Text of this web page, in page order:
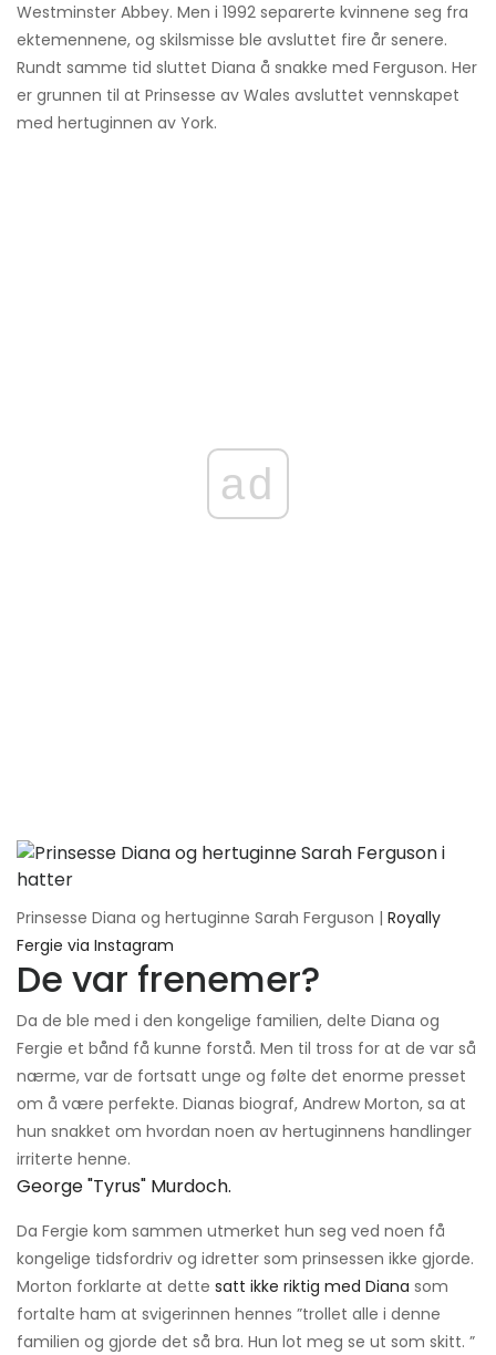
Westminster Abbey. Men i 1992 separerte kvinnene seg fra
ektemennene, og skilsmisse ble avsluttet fire år senere.
Rundt samme tid sluttet Diana å snakke med Ferguson. Her
er grunnen til at Prinsesse av Wales avsluttet vennskapet
med hertuginnen av York.
ad
Prinsesse Diana og hertuginne Sarah Ferguson | Royally
Fergie via Instagram
De var frenemer?
Da de ble med i den kongelige familien, delte Diana og
Fergie et bånd få kunne forstå. Men til tross for at de var så
nærme, var de fortsatt unge og følte det enorme presset
om å være perfekte. Dianas biograf, Andrew Morton, sa at
hun snakket om hvordan noen av hertuginnens handlinger
irriterte henne.
George "tyrus" Murdoch.
Da Fergie kom sammen utmerket hun seg ved noen få
kongelige tidsfordriv og idretter som prinsessen ikke gjorde.
Morton forklarte at dette satt ikke riktig med Diana som
fortalte ham at svigerinnen hennes ”trollet alle i denne
familien og gjorde det så bra. Hun lot meg se ut som skitt. ​​”